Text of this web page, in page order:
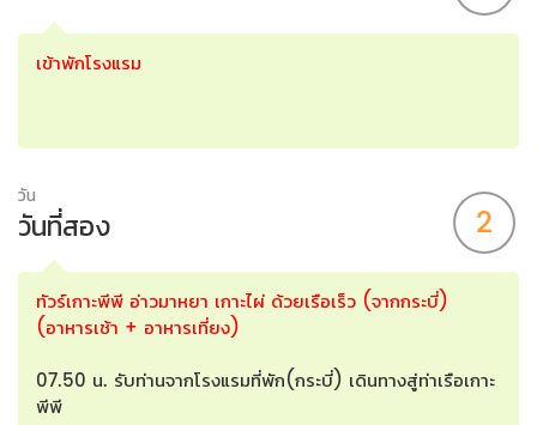
เข้าพักโรงแรม
วัน
วันที่สอง 2
ทัวร์เกาะพีพี อ่าวมาหยา เกาะไผ่ ด้วยเรือเร็ว (จากกระบี่)
(อาหารเช้า + อาหารเที่ยง)
07.50 น. รับท่านจากโรงแรมที่พัก(กระบี่) เดินทางสู่ท่าเรือเกาะ
พีพี